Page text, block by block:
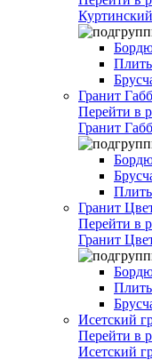
Гранит
Перейти в
Гранит
Гранит
Перейти в
Гранит
Исетский
Перейти в
Исетский